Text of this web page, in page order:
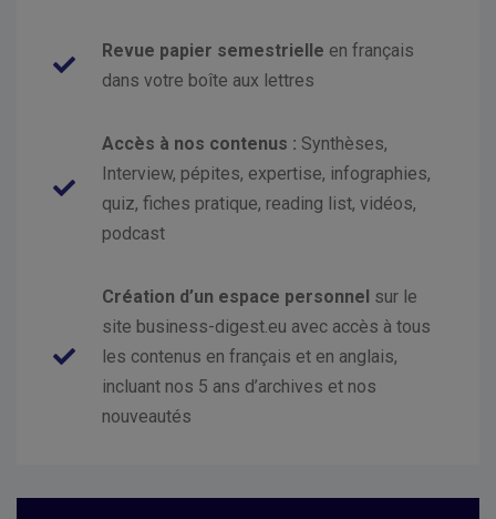
Revue papier semestrielle en français
dans votre boîte aux lettres
Accès à nos contenus : Synthèses,
Interview, pépites, expertise, infographies,
quiz, fiches pratique, reading list, vidéos,
podcast
Création d’un espace personnel sur le
site business-digest.eu avec accès à tous
les contenus en français et en anglais,
incluant nos 5 ans d’archives et nos
nouveautés